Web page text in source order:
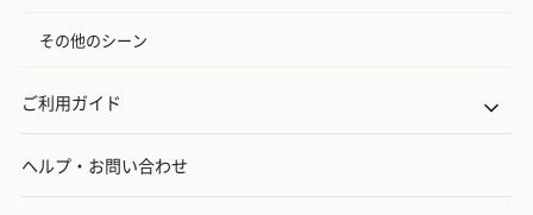
その他のシーン
ご利用ガイド
ヘルプ・お問い合わせ